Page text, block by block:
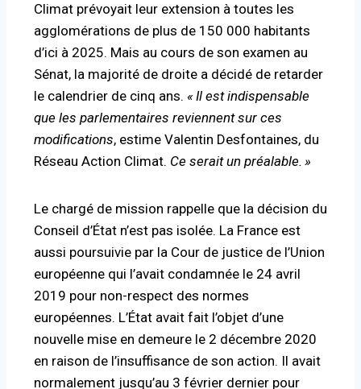
Climat prévoyait leur extension à toutes les
agglomérations de plus de 150 000 habitants
d’ici à 2025. Mais au cours de son examen au
Sénat, la majorité de droite a décidé de retarder
le calendrier de cinq ans. «Il est indispensable
que les parlementaires reviennent sur ces
modifications, estime Valentin Desfontaines, du
Réseau Action Climat. Ce serait un préalable. »
Le chargé de mission rappelle que la décision du
Conseil d’État n’est pas isolée. La France est
aussi poursuivie par la Cour de justice de l’Union
européenne qui l’avait condamnée le 24 avril
2019 pour non-respect des normes
européennes. L’État avait fait l’objet d’une
nouvelle mise en demeure le 2 décembre 2020
en raison de l’insuffisance de son action. Il avait
normalement jusqu’au 3 février dernier pour